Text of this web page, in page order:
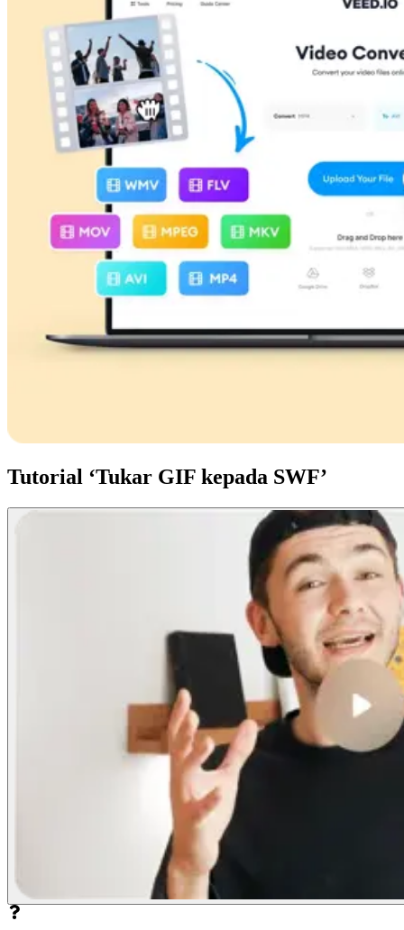
Tutorial ‘Tukar GIF kepada SWF’